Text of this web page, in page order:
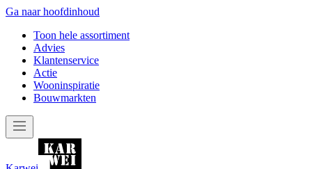
Ga naar hoofdinhoud
Toon hele assortiment
Advies
Klantenservice
Actie
Wooninspiratie
Bouwmarkten